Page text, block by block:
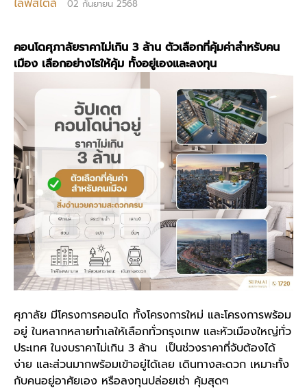
ไลฟ์สไตล์ 02 กันยายน 2568
คอนโดศุภาลัยราคาไม่เกิน 3 ล้าน ตัวเลือกที่คุ้มค่าสำหรับคน
เมือง เลือกอย่างไรให้คุ้ม ทั้งอยู่เองและลงทุน
ศุภาลัย มีโครงการคอนโด ทั้งโครงการใหม่ และโครงการพร้อม
อยู่ ในหลากหลายทำเลให้เลือกทั่วกรุงเทพ และหัวเมืองใหญ่ทั่ว
ประเทศ ในงบราคาไม่เกิน 3 ล้าน เป็นช่วงราคาที่จับต้องได้
ง่าย และส่วนมากพร้อมเข้าอยู่ได้เลย เดินทางสะดวก เหมาะทั้ง
กับคนอยู่อาศัยเอง หรือลงทุนปล่อยเช่า คุ้มสุดๆ